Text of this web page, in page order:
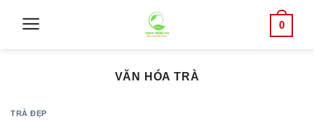
0
VĂN HÓA TRÀ
TRÀ ĐẸP